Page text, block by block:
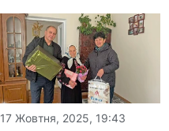
17 Жовтня, 2025, 19:43